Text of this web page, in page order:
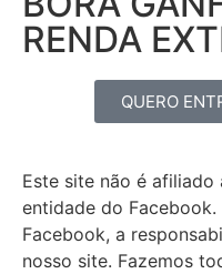
RENDA
QUERO
Este site não é
entidade do
Facebook, a
nosso site. Fazemos